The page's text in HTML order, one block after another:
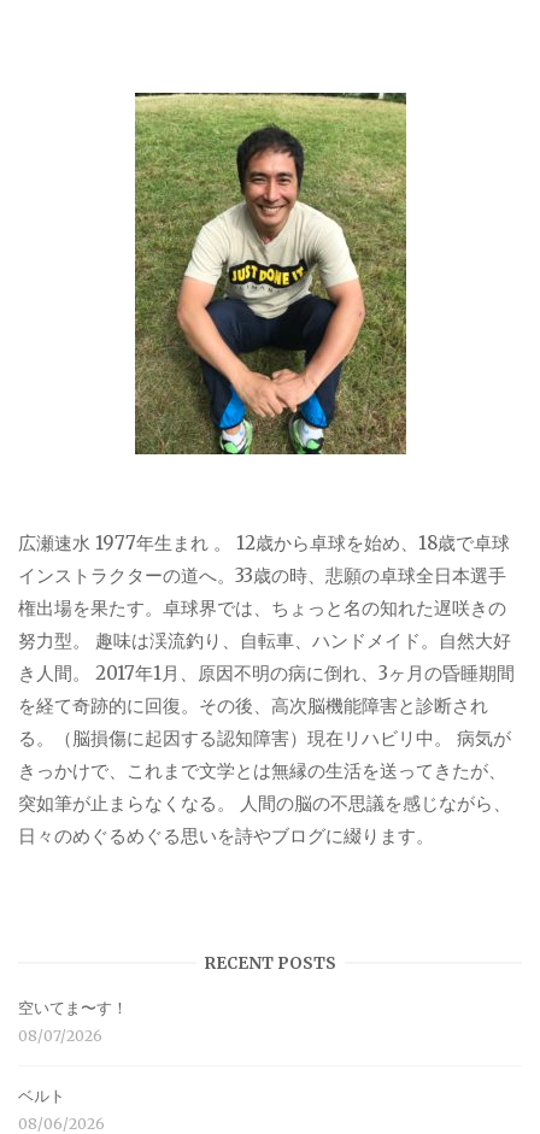
広瀬速水 1977年生まれ 。 12歳から卓球を始め、18歳で卓球
インストラクターの道へ。33歳の時、悲願の卓球全日本選手
権出場を果たす。卓球界では、ちょっと名の知れた遅咲きの
努力型。 趣味は渓流釣り、自転車、ハンドメイド。自然大好
き人間。 2017年1月、原因不明の病に倒れ、3ヶ月の昏睡期間
を経て奇跡的に回復。その後、高次脳機能障害と診断され
る。（脳損傷に起因する認知障害）現在リハビリ中。 病気が
きっかけで、これまで文学とは無縁の生活を送ってきたが、
突如筆が止まらなくなる。 人間の脳の不思議を感じながら、
日々のめぐるめぐる思いを詩やブログに綴ります。
RECENT POSTS
空いてま〜す！
08/07/2026
ベルト
08/06/2026